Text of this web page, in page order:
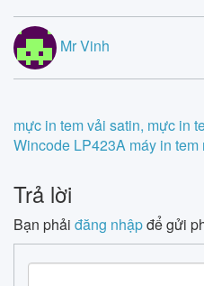
Mr Vinh
Post
navigation
mực in tem vải satin, mực in
Wincode LP423A máy in tem
Trả lời
Bạn phải đăng nhậpđể gửi